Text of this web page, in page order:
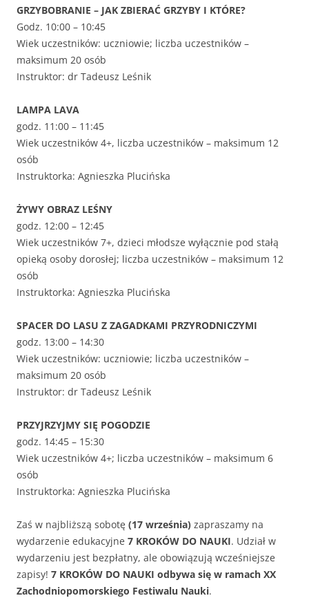
GRZYBOBRANIE – JAK ZBIERAĆ GRZYBY I KTÓRE?
Godz. 10:00 – 10:45
Wiek uczestników: uczniowie; liczba uczestników –
maksimum 20 osób
Instruktor: dr Tadeusz Leśnik
LAMPA LAVA
godz. 11:00 – 11:45
Wiek uczestników 4+, liczba uczestników – maksimum 12
osób
Instruktorka: Agnieszka Plucińska
ŻYWY OBRAZ LEŚNY
godz. 12:00 – 12:45
Wiek uczestników 7+, dzieci młodsze wyłącznie pod stałą
opieką osoby dorosłej; liczba uczestników – maksimum 12
osób
Instruktorka: Agnieszka Plucińska
SPACER DO LASU Z ZAGADKAMI PRZYRODNICZYMI
godz. 13:00 – 14:30
Wiek uczestników: uczniowie; liczba uczestników –
maksimum 20 osób
Instruktor: dr Tadeusz Leśnik
PRZYJRZYJMY SIĘ POGODZIE
godz. 14:45 – 15:30
Wiek uczestników 4+; liczba uczestników – maksimum 6
osób
Instruktorka: Agnieszka Plucińska
Zaś w najbliższą sobotę (17 września) zapraszamy na
wydarzenie edukacyjne 7 KROKÓW DO NAUKI. Udział w
wydarzeniu jest bezpłatny, ale obowiązują wcześniejsze
zapisy! 7 KROKÓW DO NAUKI odbywa się w ramach XX
Zachodniopomorskiego Festiwalu Nauki.